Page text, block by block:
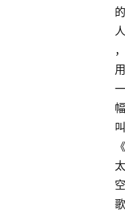
的
人
，
用
一
幅
叫
《
太
空
歌